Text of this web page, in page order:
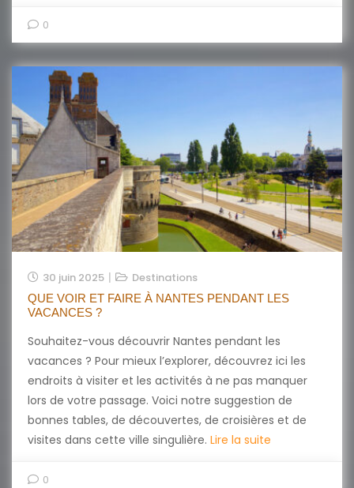
0
30 juin 2025 Destinations
QUE VOIR ET FAIRE À NANTES PENDANT LES
VACANCES ?
Souhaitez-vous découvrir Nantes pendant les
vacances ? Pour mieux l’explorer, découvrez ici les
endroits à visiter et les activités à ne pas manquer
lors de votre passage. Voici notre suggestion de
bonnes tables, de découvertes, de croisières et de
visites dans cette ville singulière. Lire la suite
0